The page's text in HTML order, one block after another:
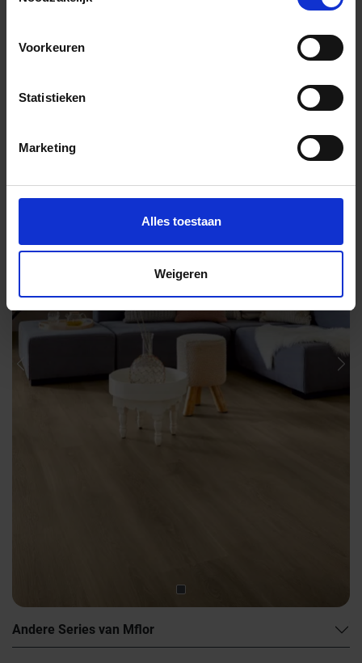
Voorkeuren
Statistieken
Marketing
Alles toestaan
Weigeren
+31 (0) 478 - 69 11 63 Productaanvraag
Mflor River Oak XL Indrukken
Previous
Andere Series van Mflor